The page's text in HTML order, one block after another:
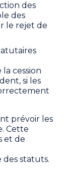
des
des
le rejet de
cession
si les
prévoir les
. Cette
et de
statuts.